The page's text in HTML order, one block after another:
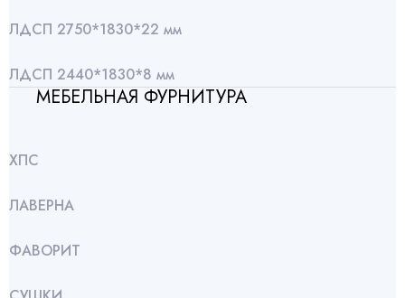
ЛДСП 2750*1830*22 мм
ЛДСП 2440*1830*8 мм
МЕБЕЛЬНАЯ ФУРНИТУРА
ХПС
ЛАВЕРНА
ФАВОРИТ